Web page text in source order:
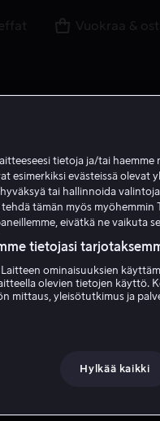
Vuokraa &
Wong
tietoja ja/tai haemme
esimerkiksi evästeissä olevat
tai hallinnoida
tämän myös myöhemmin
eivätkä ne vaikuta
tietojasi
ominaisuuksien
olevien tietojen käyttö.
mittaus, yleisötutkimus ja
Hylkää kaikki